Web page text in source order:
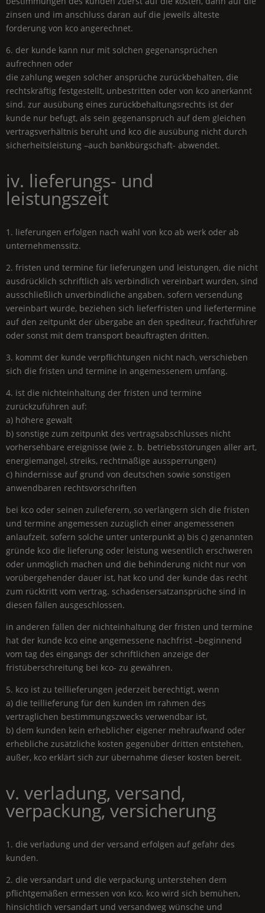
zinsen und im anschluss daran auf die jeweils älteste
forderung von kco angerechnet.
6. der kunde kann nur mit solchen gegenansprüchen
aufrechnen oder
die zahlung wegen solcher ansprüche zurückbehalten, die
rechtskräftig festgestellt, unbestritten oder von kco anerkannt
sind. zur ausübung eines zurückbehaltungsrechts ist der
kunde nur befugt, als sein gegenanspruch auf dem gleichen
vertragsverhältnis beruht und kco die ausübung nicht durch
sicherheitsleistung –auch bankbürgschaft- abwendet.
iv. lieferungs- und
leistungszeit
1. lieferungen erfolgen nach wahl von kco ab werk oder ab
unternehmenssitz.
2. fristen und termine für lieferungen und leistungen, die nicht
ausdrücklich schriftlich als verbindlich vereinbart wurden, sind
ausschließlich unverbindliche angaben. sofern versendung
vereinbart wurde, beziehen sich lieferfristen und liefertermine
auf den zeitpunkt der übergabe an den spediteur, frachtführer
oder sonst mit dem transport beauftragten dritten.
3. kommt der kunde verpflichtungen nicht nach, verschieben
sich die fristen und termine in angemessenem umfang.
4. ist die nichteinhaltung der fristen und termine
zurückzuführen auf:
a) höhere gewalt
b) sonstige zum zeitpunkt des vertragsabschlusses nicht
vorhersehbare ereignisse (wie z. b. betriebsstörungen aller art,
energiemangel, streiks, rechtmäßige aussperrungen)
c) hindernisse auf grund von deutschen sowie sonstigen
anwendbaren rechtsvorschriften
bei kco oder seinen zulieferern, so verlängern sich die fristen
und termine angemessen zuzüglich einer angemessenen
anlaufzeit. sofern solche unter unterpunkt a) bis c) genannten
gründe kco die lieferung oder leistung wesentlich erschweren
oder unmöglich machen und die behinderung nicht nur von
vorübergehender dauer ist, hat kco und der kunde das recht
zum rücktritt vom vertrag. schadensersatzansprüche sind in
diesen fällen ausgeschlossen.
in anderen fällen der nichteinhaltung der fristen und termine
hat der kunde kco eine angemessene nachfrist –beginnend
vom tag des eingangs der schriftlichen anzeige der
fristüberschreitung bei kco- zu gewähren.
5. kco ist zu teillieferungen jederzeit berechtigt, wenn
a) die teillieferung für den kunden im rahmen des
vertraglichen bestimmungszwecks verwendbar ist,
b) dem kunden kein erheblicher eigener mehraufwand oder
erhebliche zusätzliche kosten gegenüber dritten entstehen,
außer, kco erklärt sich zur übernahme dieser kosten bereit.
v. verladung, versand,
verpackung, versicherung
1. die verladung und der versand erfolgen auf gefahr des
kunden.
2. die versandart und die verpackung unterstehen dem
pflichtgemäßen ermessen von kco. kco wird sich bemühen,
hinsichtlich versandart und versandweg wünsche und